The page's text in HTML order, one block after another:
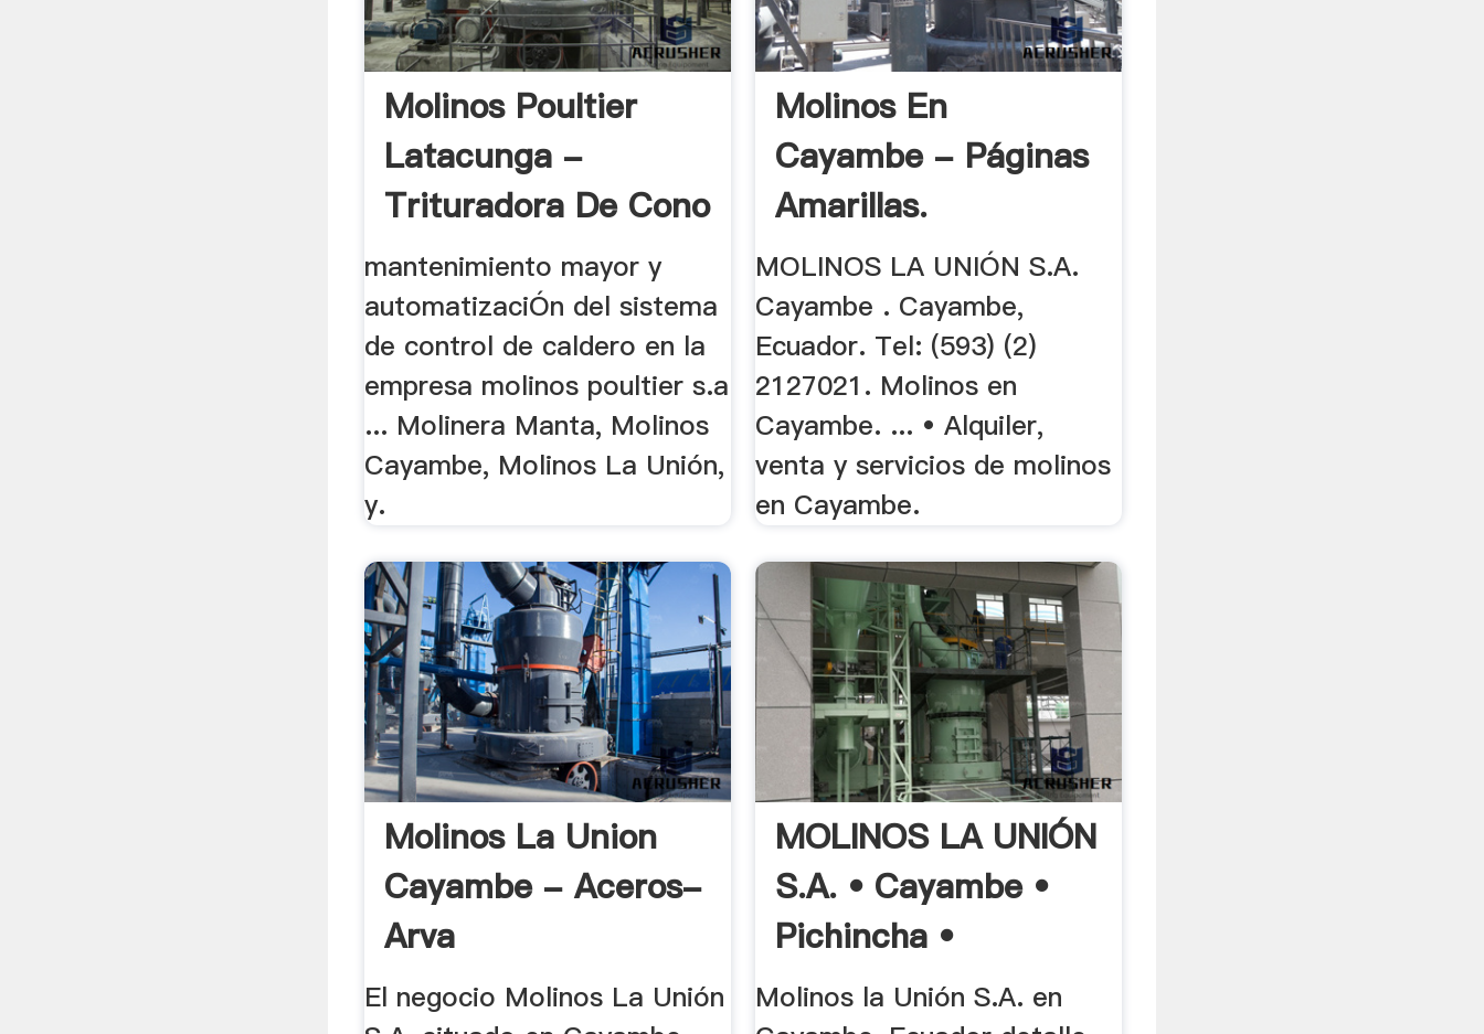
Molinos Poultier
Latacunga -
Trituradora De Cono
mantenimiento mayor y
automatizaciÓn del sistema
de control de caldero en la
empresa molinos poultier s.a
... Molinera Manta, Molinos
Cayambe, Molinos La Unión,
y.
Molinos En
Cayambe - Páginas
Amarillas.
MOLINOS LA UNIÓN S.A.
Cayambe . Cayambe,
Ecuador. Tel: (593) (2)
2127021. Molinos en
Cayambe. ... • Alquiler,
venta y servicios de molinos
en Cayambe.
Molinos La Union
Cayambe - Aceros-
Arva
El negocio Molinos La Unión
MOLINOS LA UNIÓN
S.A. • Cayambe •
Pichincha •
Molinos la Unión S.A. en